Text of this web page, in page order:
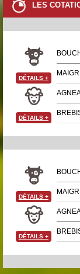
LES
DÉTAILS +
DÉTAILS +
DÉTAILS +
DÉTAILS +